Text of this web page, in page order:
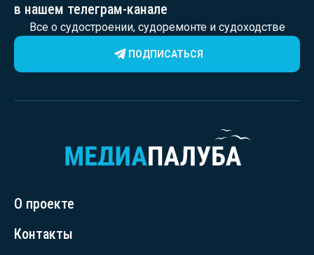
в нашем телеграм-канале
Все о судостроении, судоремонте и судоходстве
ПОДПИСАТЬСЯ
О проекте
Контакты